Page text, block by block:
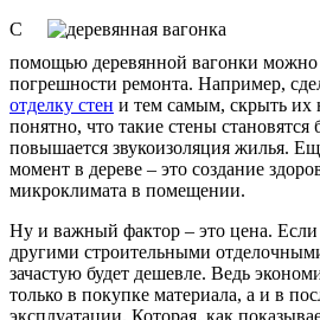
С
помощью деревянной вагонки можно
погрешности ремонта. Например,
отделку стен и тем самым, скрыть их
понятно, что такие стены становятся
повышается звукоизоляция жилья.
момент в дереве – это создание
микроклимата в помещении.
Ну и важный фактор – это цена. Если
другими строительными
зачастую будет дешевле. Ведь
только в покупке материала, а и в
эксплуатации. Которая, как